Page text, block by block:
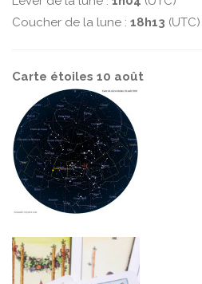
Coucher de la lune : 18h13 (UTC)
Carte étoiles 10 août